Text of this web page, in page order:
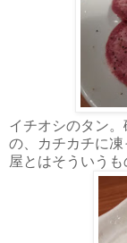
イチオシのタン
の、カチカチに
屋とはそういうも